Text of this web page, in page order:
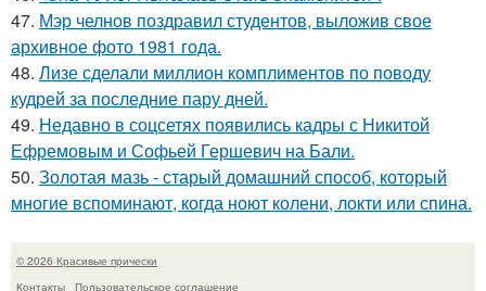
47. Мэр челнов поздравил студентов, выложив свое
архивное фото 1981 года.
48. Лизе сделали миллион комплиментов по поводу
кудрей за последние пару дней.
49. Недавно в соцсетях появились кадры с Никитой
Ефремовым и Софьей Гершевич на Бали.
50. Золотая мазь - старый домашний способ, который
многие вспоминают, когда ноют колени, локти или спина.
© 2026 Красивые прически
Контакты
Пользовательское соглашение